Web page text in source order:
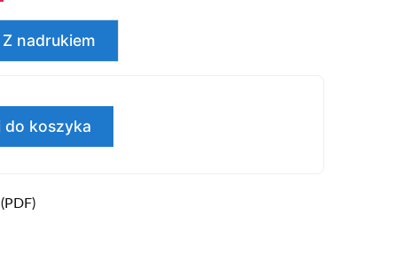
Z nadrukiem
do koszyka